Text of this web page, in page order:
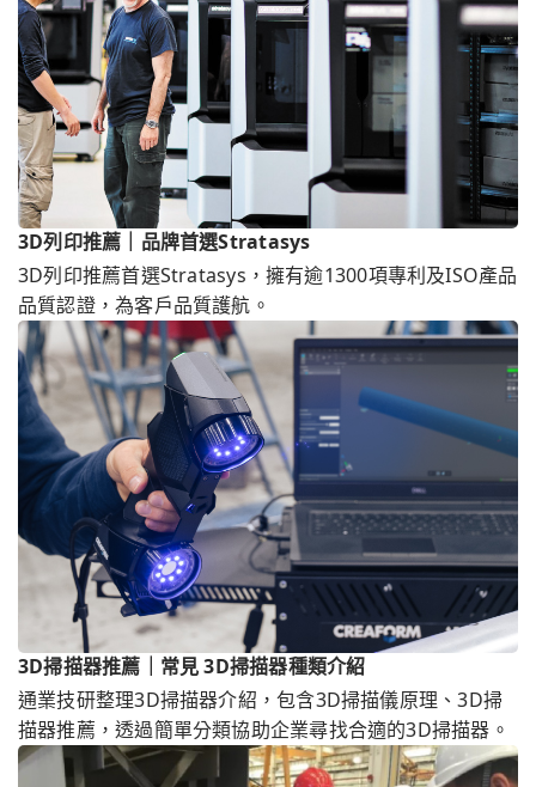
3D列印推薦｜品牌首選Stratasys
3D列印推薦首選Stratasys，擁有逾1300項專利及ISO產品
品質認證，為客戶品質護航。
3D掃描器推薦｜常見 3D掃描器種類介紹
通業技研整理3D掃描器介紹，包含3D掃描儀原理、3D掃
描器推薦，透過簡單分類協助企業尋找合適的3D掃描器。